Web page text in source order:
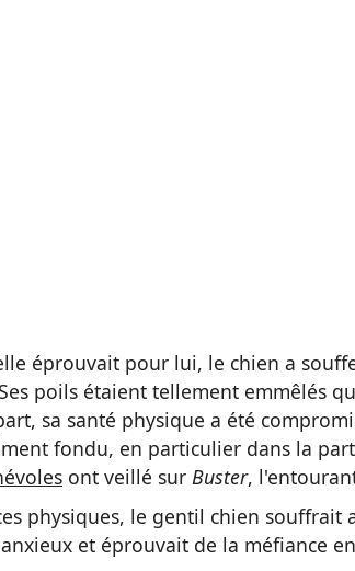
éprouvait pour lui, le chien a
poils étaient tellement emmêlés
sa santé physique a été
fondu, en particulier dans la
ont veillé sur Buster,
physiques, le gentil chien souffrait
et éprouvait de la méfiance